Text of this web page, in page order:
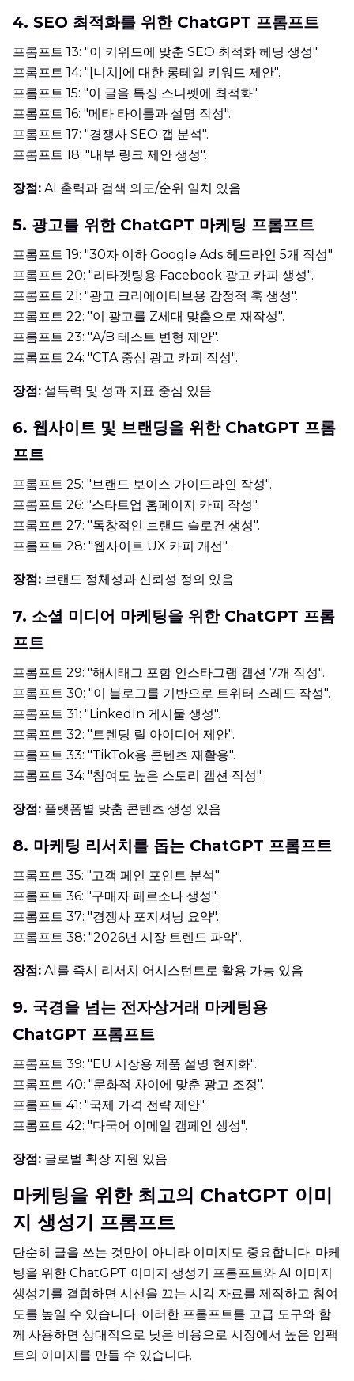
4. SEO 최적화를 위한 ChatGPT 프롬프트
프롬프트 13: "이 키워드에 맞춘 SEO 최적화 헤딩 생성".
프롬프트 14: "[니치]에 대한 롱테일 키워드 제안".
프롬프트 15: "이 글을 특징 스니펫에 최적화".
프롬프트 16: "메타 타이틀과 설명 작성".
프롬프트 17: "경쟁사 SEO 갭 분석".
프롬프트 18: "내부 링크 제안 생성".
장점: AI 출력과 검색 의도/순위 일치 있음
5. 광고를 위한 ChatGPT 마케팅 프롬프트
프롬프트 19: "30자 이하 Google Ads 헤드라인 5개 작성".
프롬프트 20: "리타겟팅용 Facebook 광고 카피 생성".
프롬프트 21: "광고 크리에이티브용 감정적 훅 생성".
프롬프트 22: "이 광고를 Z세대 맞춤으로 재작성".
프롬프트 23: "A/B 테스트 변형 제안".
프롬프트 24: "CTA 중심 광고 카피 작성".
장점: 설득력 및 성과 지표 중심 있음
6. 웹사이트 및 브랜딩을 위한 ChatGPT 프롬
프트
프롬프트 25: "브랜드 보이스 가이드라인 작성".
프롬프트 26: "스타트업 홈페이지 카피 작성".
프롬프트 27: "독창적인 브랜드 슬로건 생성".
프롬프트 28: "웹사이트 UX 카피 개선".
장점: 브랜드 정체성과 신뢰성 정의 있음
7. 소셜 미디어 마케팅을 위한 ChatGPT 프롬
프트
프롬프트 29: "해시태그 포함 인스타그램 캡션 7개 작성".
프롬프트 30: "이 블로그를 기반으로 트위터 스레드 작성".
프롬프트 31: "LinkedIn 게시물 생성".
프롬프트 32: "트렌딩 릴 아이디어 제안".
프롬프트 33: "TikTok용 콘텐츠 재활용".
프롬프트 34: "참여도 높은 스토리 캡션 작성".
장점: 플랫폼별 맞춤 콘텐츠 생성 있음
8. 마케팅 리서치를 돕는 ChatGPT 프롬프트
프롬프트 35: "고객 페인 포인트 분석".
프롬프트 36: "구매자 페르소나 생성".
프롬프트 37: "경쟁사 포지셔닝 요약".
프롬프트 38: "2026년 시장 트렌드 파악".
장점: AI를 즉시 리서치 어시스턴트로 활용 가능 있음
9. 국경을 넘는 전자상거래 마케팅용
ChatGPT 프롬프트
프롬프트 39: "EU 시장용 제품 설명 현지화".
프롬프트 40: "문화적 차이에 맞춘 광고 조정".
프롬프트 41: "국제 가격 전략 제안".
프롬프트 42: "다국어 이메일 캠페인 생성".
장점: 글로벌 확장 지원 있음
마케팅을 위한 최고의 ChatGPT 이미
지 생성기 프롬프트
단순히 글을 쓰는 것만이 아니라 이미지도 중요합니다. 마케
팅을 위한 ChatGPT 이미지 생성기 프롬프트와 AI 이미지
생성기를 결합하면 시선을 끄는 시각 자료를 제작하고 참여
도를 높일 수 있습니다. 이러한 프롬프트를 고급 도구와 함
께 사용하면 상대적으로 낮은 비용으로 시장에서 높은 임팩
트의 이미지를 만들 수 있습니다.